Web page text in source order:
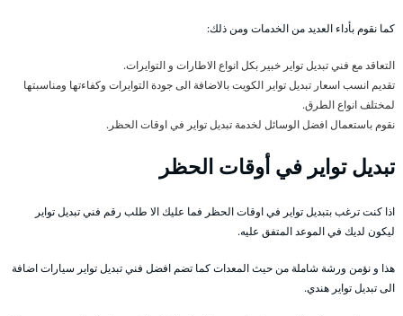
كما نقوم بأداء العديد من الخدمات ومن ذلك:
التعاقد مع فني تبديل تواير خبير بكل انواع الاطارات و التوايرات.
تقديم انسب اسعار تبديل تواير الكويت بالاضافة الى جودة التوايرات وكفاءتها ومناسبتها
لمختلف انواع الطرق.
نقوم باستعمال افضل الوسائل لخدمة تبديل تواير في اوقات الحظر.
تبديل تواير في أوقات الحظر
اذا كنت ترغب بتبديل تواير في اوقات الحظر فما عليك الا طلب رقم فني تبديل تواير
ليكون لديك في الموعد المتفق عليه.
هذا و نؤمن ورشة شاملة من حيث المعدات كما تضم افضل فني تبديل تواير سيارات اضافة
الى تبديل تواير هندي.